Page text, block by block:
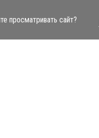
просматривать сайт?